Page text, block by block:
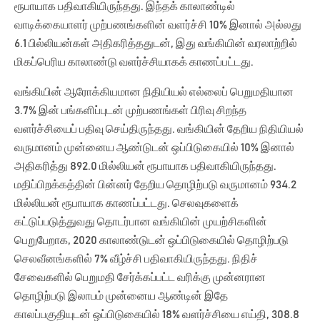
ரூபாயாக பதிவாகியிருந்தது. இந்தக் காலாண்டில்
வாடிக்கையாளர் முற்பணங்களின் வளர்ச்சி 10% இனால் அல்லது
6.1 பில்லியன்கள் அதிகரித்ததுடன், இது வங்கியின் வரலாற்றில்
மிகப்பெரிய காலாண்டு வளர்ச்சியாகக் காணப்பட்டது.
வங்கியின் ஆரோக்கியமான நிதியியல் எல்லைப் பெறுமதியான
3.7% இன் பங்களிப்புடன் முற்பணங்கள் பிரிவு சிறந்த
வளர்ச்சியைப் பதிவு செய்திருந்தது. வங்கியின் தேறிய நிதியியல்
வருமானம் முன்னைய ஆண்டுடன் ஒப்பிடுகையில் 10% இனால்
அதிகரித்து 892.0 மில்லியன் ரூபாயாக பதிவாகியிருந்தது.
மதிப்பிறக்கத்தின் பின்னர் தேறிய தொழிற்படு வருமானம் 934.2
மில்லியன் ரூபாயாக காணப்பட்டது. செலவுகளைக்
கட்டுப்படுத்துவது தொடர்பான வங்கியின் முயற்சிகளின்
பெறுபேறாக, 2020 காலாண்டுடன் ஒப்பிடுகையில் தொழிற்படு
செலவீனங்களில் 7% வீழ்ச்சி பதிவாகியிருந்தது. நிதிச்
சேவைகளில் பெறுமதி சேர்க்கப்பட்ட வரிக்கு முன்னரான
தொழிற்படு இலாபம் முன்னைய ஆண்டின் இதே
காலப்பகுதியுடன் ஒப்பிடுகையில் 18% வளர்ச்சியை எய்தி, 308.8